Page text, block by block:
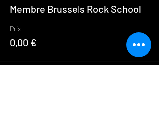
Membre Brussels Rock School
Prix
0,00 €